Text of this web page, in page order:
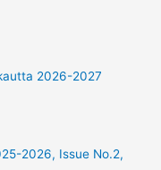
2026-2027
2026, Issue No.2,